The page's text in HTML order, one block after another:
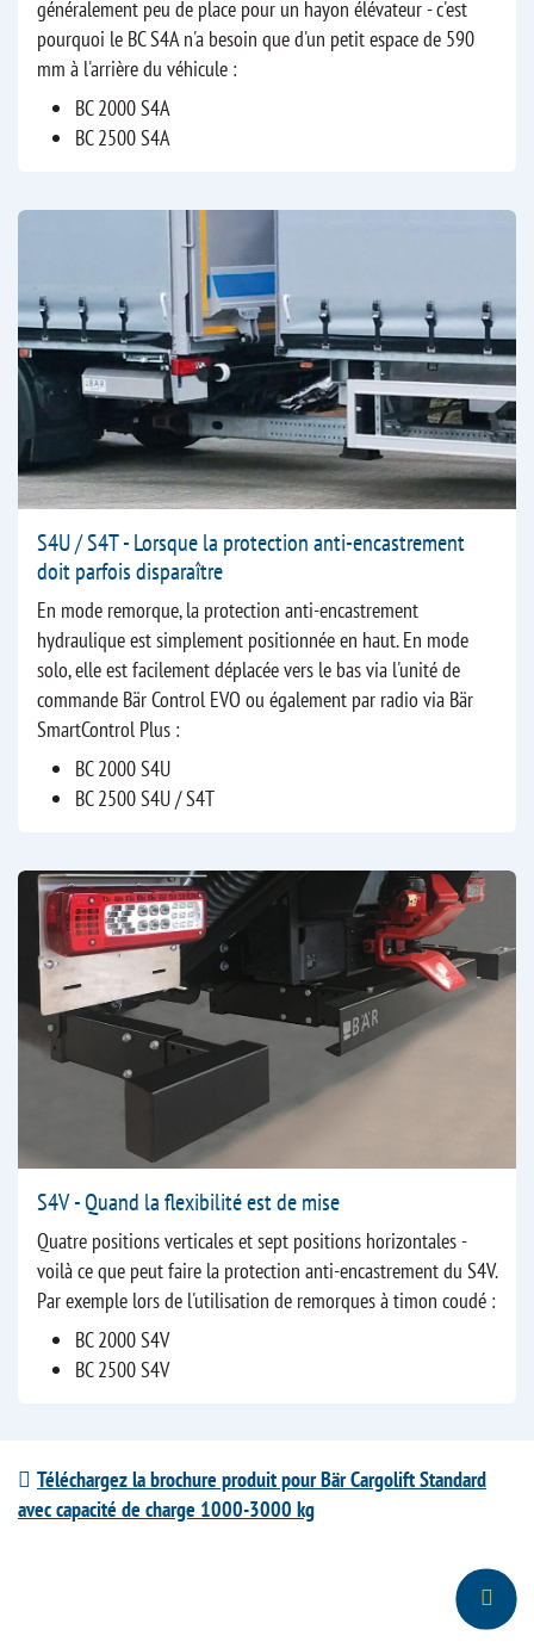
généralement peu de place pour un hayon élévateur - c'est
pourquoi le BC S4A n'a besoin que d'un petit espace de 590
mm à l'arrière du véhicule :
BC 2000 S4A
BC 2500 S4A
S4U / S4T - Lorsque la protection anti-encastrement
doit parfois disparaître
En mode remorque, la protection anti-encastrement
hydraulique est simplement positionnée en haut. En mode
solo, elle est facilement déplacée vers le bas via l'unité de
commande Bär Control EVO ou également par radio via Bär
SmartControl Plus :
BC 2000 S4U
BC 2500 S4U / S4T
S4V - Quand la flexibilité est de mise
Quatre positions verticales et sept positions horizontales -
voilà ce que peut faire la protection anti-encastrement du S4V.
Par exemple lors de l'utilisation de remorques à timon coudé :
BC 2000 S4V
BC 2500 S4V
Téléchargez la brochure produit pour Bär Cargolift Standard
avec capacité de charge 1000-3000 kg